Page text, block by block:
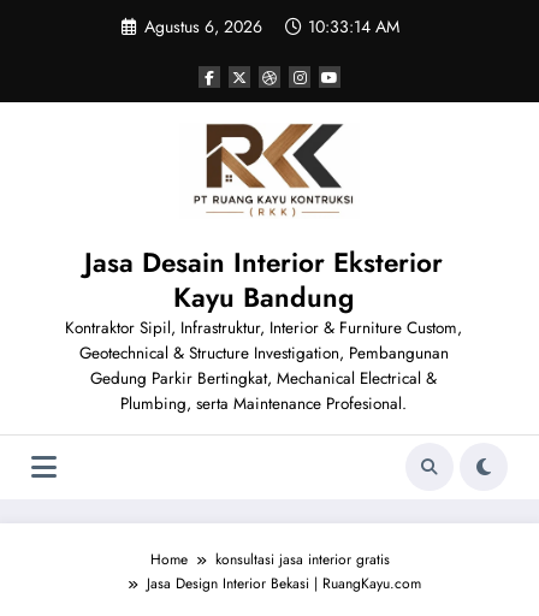
Agustus 6, 2026 10:33:16 AM
Jasa Desain Interior Eksterior
Kayu Bandung
Kontraktor Sipil, Infrastruktur, Interior & Furniture Custom,
Geotechnical & Structure Investigation, Pembangunan
Gedung Parkir Bertingkat, Mechanical Electrical &
Plumbing, serta Maintenance Profesional.
Home
konsultasi jasa interior gratis
Jasa Design Interior Bekasi | RuangKayu.com